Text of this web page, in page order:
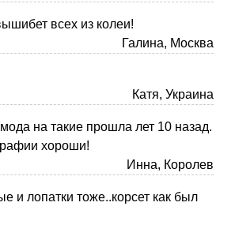
всех из колеи!
Галина, Москва
Катя, Украина
на такие прошла лет 10 назад.
хороши!
Инна, Королев
и лопатки тоже..корсет как был